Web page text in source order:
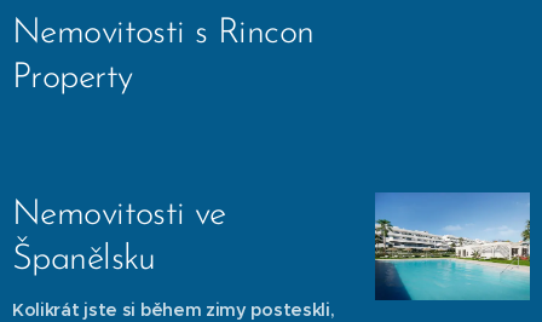
Nemovitosti s Rincon
Property
Nemovitosti ve
Španělsku
Kolikrát jste si během zimy posteskli,